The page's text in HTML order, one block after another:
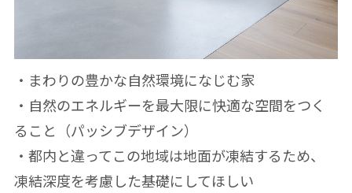
・まわりの豊かな自然環境になじむ家
・自然のエネルギーを最大限に快適な空間をつく
ること（パッシブデザイン）
・都内と違ってこの地域は地面が凍結するため、
凍結深度を考慮した基礎にしてほしい